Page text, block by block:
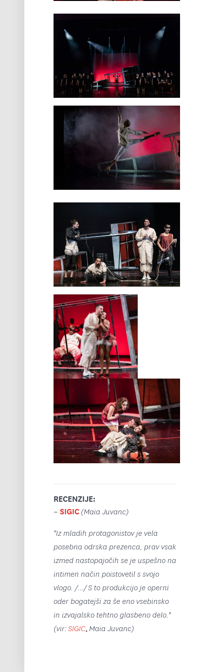
RECENZIJE:
– SIGIC(Maia Juvanc)
"Iz mladih protagonistov je vela
posebna odrska prezenca, prav vsak
izmed nastopajočih se je uspešno na
intimen način poistovetil s svojo
vlogo. /.../ S to produkcijo je operni
oder bogatejši za še eno vsebinsko
in izvajalsko tehtno glasbeno delo."
(vir:SIGIC,Maia Juvanc)